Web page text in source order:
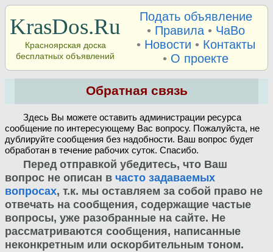
KrasDos.Ru
Красноярская доска
бесплатных объявлений
Подать объявление
• Правила• ЧаВо
• Новости • Контакты
• О проекте
Обратная связь
Здесь Вы можете оставить администрации ресурса
сообщение по интересующему Вас вопросу. Пожалуйста, не
дублируйте сообщения без надобности. Ваш вопрос будет
обработан в течение рабочих суток. Спасибо.
Перед отправкой убедитесь, что Ваш
вопрос не описан в часто задаваемых
вопросах, т.к. мы оставляем за собой право не
отвечать на сообщения, содержащие частые
вопросы, уже разобранные на сайте. Не
рассматриваются сообщения, написанные
неконкретным или оскорбительным тоном.